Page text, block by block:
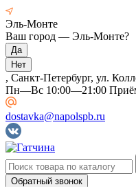
Эль-Монте
Ваш город — Эль-Монте?
, Санкт-Петербург, ул.
Пн—Вс 10:00—21:00 Приём
dostavka@napolspb.ru
Обратный звонок